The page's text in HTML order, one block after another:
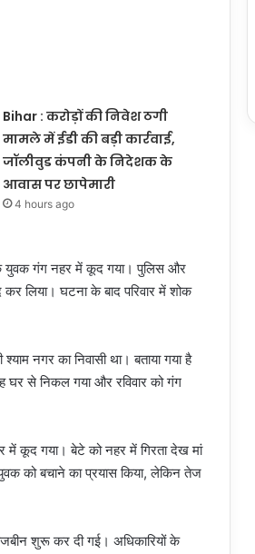
Bihar : करोड़ों की निवेश ठगी
मामले में ईडी की बड़ी कार्रवाई,
जॉलीवुड कंपनी के निदेशक के
आवास पर छापेमारी
4 hours ago
युवक गंग नहर में कूद गया। पुलिस और
लिया। घटना के बाद परिवार में शोक
नगर का निवासी था। बताया गया है
घर से निकल गया और रविवार को गंग
में कूद गया। बेटे को नहर में गिरता देख मां
को बचाने का प्रयास किया, लेकिन तेज
शुरू कर दी गई। अधिकारियों के